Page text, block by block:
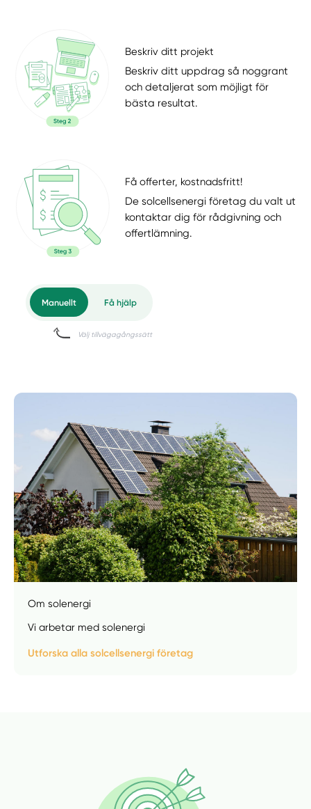
Beskriv ditt projekt
Beskriv ditt uppdrag så noggrant
och detaljerat som möjligt för
bästa resultat.
Få offerter, kostnadsfritt!
De solcellsenergi företag du valt ut
kontaktar dig för rådgivning och
offertlämning.
Om solenergi
Vi arbetar med solenergi
Utforska alla solcellsenergi företag